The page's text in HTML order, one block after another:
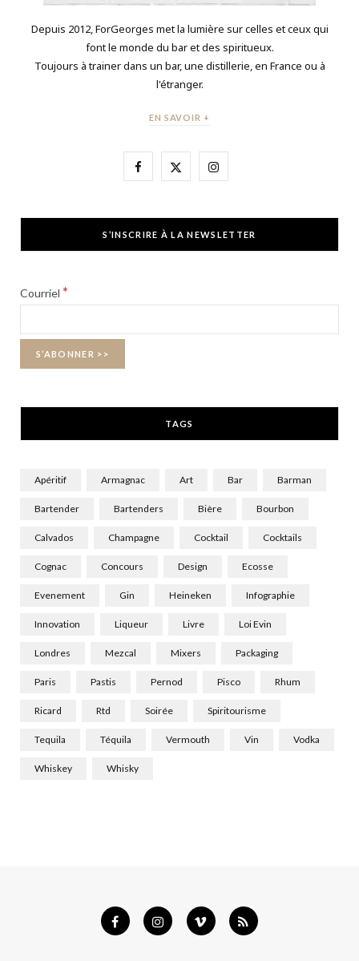
Depuis 2012, ForGeorges met la lumière sur celles et ceux qui
font le monde du bar et des spiritueux.
Toujours à trainer dans un bar, une distillerie, en France ou à
l'étranger.
EN SAVOIR +
F
e
X
w
I
t
S’INSCRIRE À LA NEWSLETTER
Courriel *
TAGS
Apéritif Armagnac Art Bar Barman
Bartender Bartenders Bière Bourbon
Calvados Champagne Cocktail Cocktails
Cognac Concours Design Ecosse
Evenement Gin Heineken Infographie
Innovation Liqueur Livre Loi Evin
Londres Mezcal Mixers Packaging
Paris Pastis Pernod Pisco Rhum
Ricard Rtd Soirée Spiritourisme
Tequila Téquila Vermouth Vin Vodka
Whiskey Whisky